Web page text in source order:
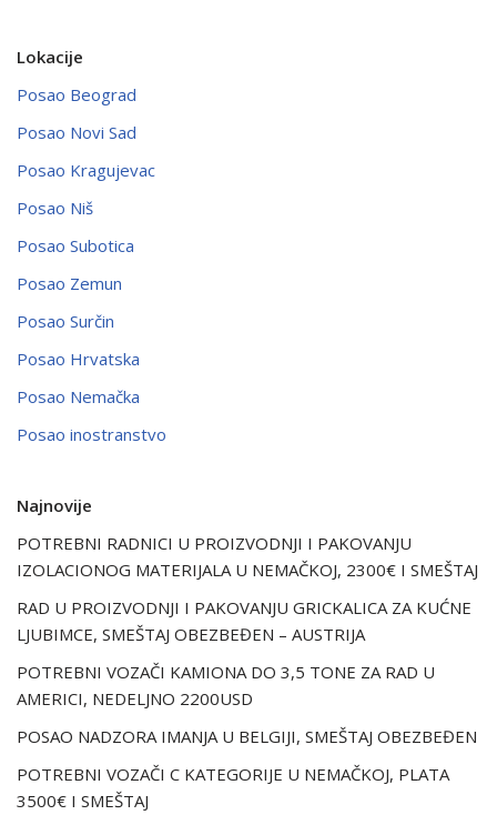
Lokacije
Posao Beograd
Posao Novi Sad
Posao Kragujevac
Posao Niš
Posao Subotica
Posao Zemun
Posao Surčin
Posao Hrvatska
Posao Nemačka
Posao inostranstvo
Najnovije
POTREBNI RADNICI U PROIZVODNJI I PAKOVANJU
IZOLACIONOG MATERIJALA U NEMAČKOJ, 2300€ I SMEŠTAJ
RAD U PROIZVODNJI I PAKOVANJU GRICKALICA ZA KUĆNE
LJUBIMCE, SMEŠTAJ OBEZBEĐEN – AUSTRIJA
POTREBNI VOZAČI KAMIONA DO 3,5 TONE ZA RAD U
AMERICI, NEDELJNO 2200USD
POSAO NADZORA IMANJA U BELGIJI, SMEŠTAJ OBEZBEĐEN
POTREBNI VOZAČI C KATEGORIJE U NEMAČKOJ, PLATA
3500€ I SMEŠTAJ